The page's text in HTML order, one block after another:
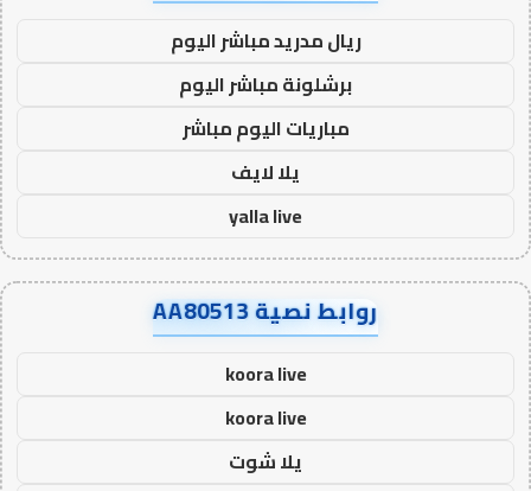
ريال مدريد مباشر اليوم
برشلونة مباشر اليوم
مباريات اليوم مباشر
يلا لايف
yalla live
روابط نصية AA80513
koora live
koora live
يلا شوت